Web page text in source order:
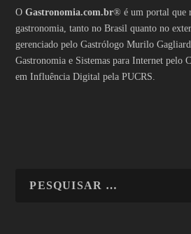
OGastronomia.com.br® é um portal que
gastronomia, tanto no Brasil quanto no
gerenciado pelo Gastrólogo Murilo
Gastronomia e Sistemas para Internet pelo
em Influência Digital pela PUCRS.